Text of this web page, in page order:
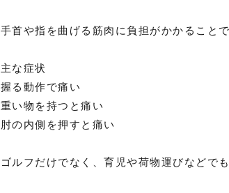
手首や指を曲げる筋肉に負担がかかることで
主な症状
握る動作で痛い
重い物を持つと痛い
肘の内側を押すと痛い
ゴルフだけでなく、育児や荷物運びなどで